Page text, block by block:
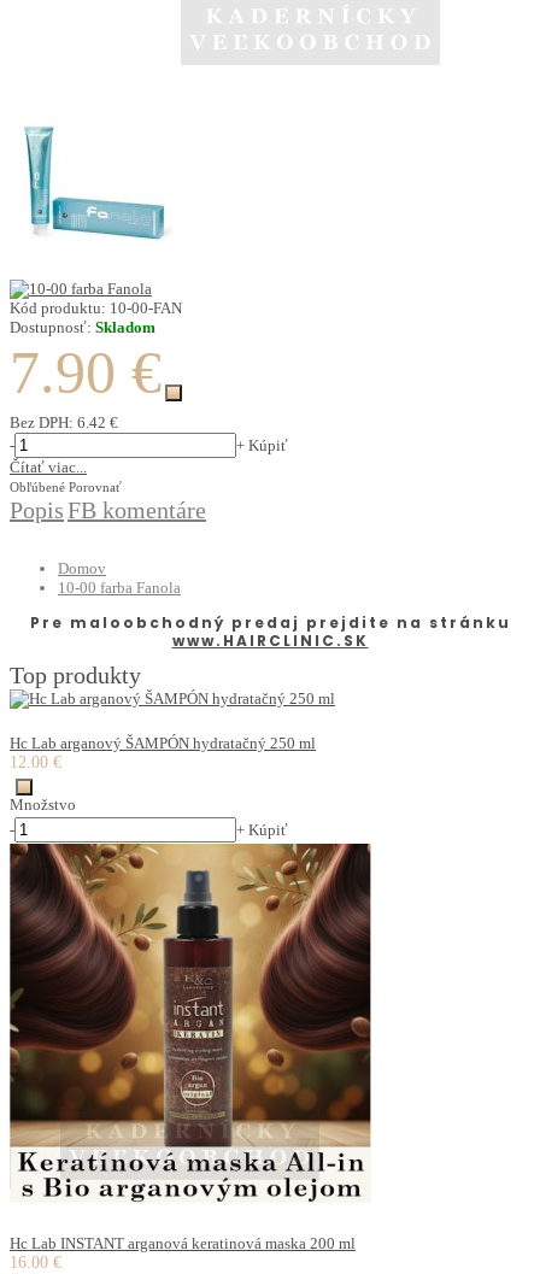
Kód produktu: 10-00-FAN
Dostupnosť: Skladom
7.90 €
Bez DPH: 6.42 €
-
+ Kúpiť
Čítať viac...
Obľúbené Porovnať
PopisFB komentáre
Domov
10-00 farba Fanola
Pre maloobchodný predaj prejdite na stránku
www.HAIRCLINIC.SK
Top produkty
Hc Lab arganový ŠAMPÓN hydratačný 250 ml
12.00 €
Množstvo
-
+ Kúpiť
Hc Lab INSTANT arganová keratinová maska 200 ml
16.00 €